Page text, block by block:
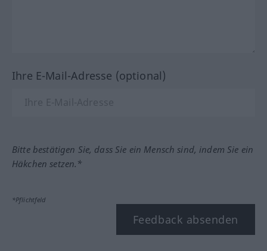
Ihre E-Mail-Adresse (optional)
Bitte bestätigen Sie, dass Sie ein Mensch sind, indem Sie ein
Häkchen setzen.*
*Pflichtfeld
Feedback absenden